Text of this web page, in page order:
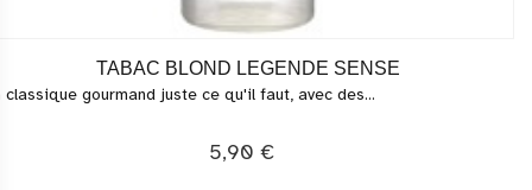
TABAC BLOND LEGENDE SENSE
classique gourmand juste ce qu'il faut, avec des...
5,90 €